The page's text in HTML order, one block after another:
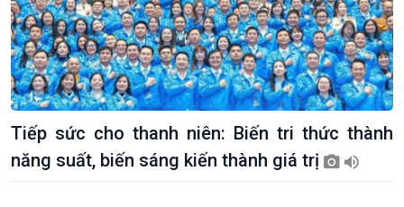
Tiếp sức cho thanh niên: Biến tri thức thành
năng suất, biến sáng kiến thành giá trị